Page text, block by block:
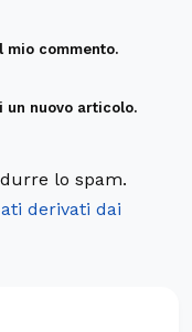
mio commento.
un nuovo articolo.
lo spam.
derivati dai